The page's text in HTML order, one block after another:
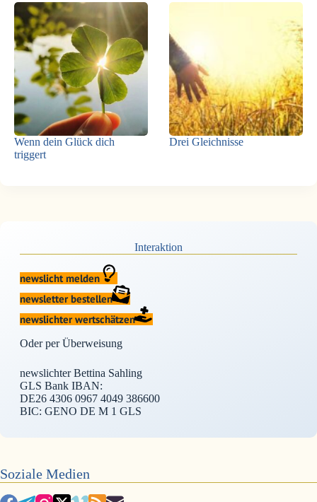
Wenn dein Glück dich
triggert
Drei Gleichnisse
Interaktion
newslicht melden
newsletter bestellen
newslichter wertschätzen
Oder per Überweisung
newslichter Bettina Sahling
GLS Bank IBAN:
DE26 4306 0967 4049 386600
BIC: GENO DE M 1 GLS
Soziale Medien